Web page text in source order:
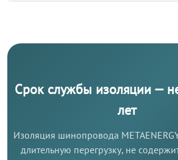
Срок службы изоляции —
лет
Изоляция шинопровода
длительную перегрузку, не